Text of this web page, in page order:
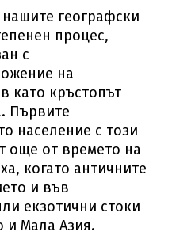
географски
процес,
с
на
като кръстопът
Първите
население с този
още от времето на
когато античните
и във
екзотични стоки
и Мала Азия.